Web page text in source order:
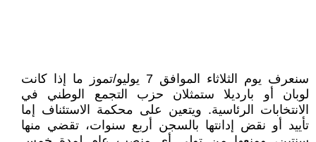
سنعرف يوم الثلاثاء الموافق 7 يوليو/تموز ما إذا كانت
لوبان أو بارديلا ستمثلان حزب التجمع الوطني في
الانتخابات الرئاسية. ويتعين على محكمة الاستئناف إما
تأييد أو نقض إدانتها بالسجن أربع سنوات، تقضي منها